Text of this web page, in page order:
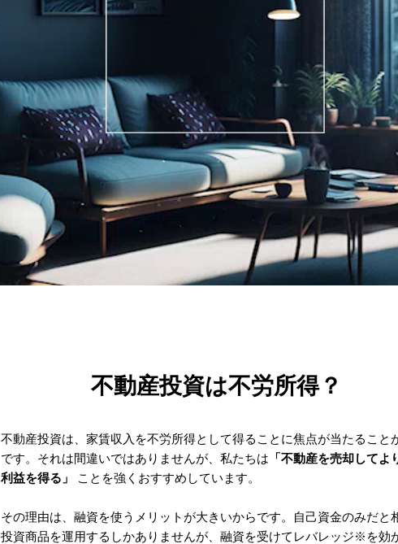
不動産投資
5年間買取保証制度
不動産投資を
もっと身近に
くわしくはこちら
不動産投資は不労所得？
不動産投資は、家賃収入を不労所得として得ることに焦点が当たること
です。それは間違いではありませんが、私たちは 「不動産を売却してよ
利益を得る」
ことを強くおすすめしています。
その理由は、融資を使うメリットが大きいからです。自己資金のみだと
投資商品を運用するしかありませんが、融資を受けてレバレッジ※を効